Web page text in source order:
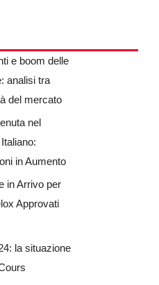
e boom delle
analisi tra
del mercato
nel
in Aumento
in Arrivo per
Approvati
la situazione